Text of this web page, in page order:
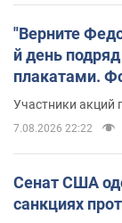
"Верните
й день
плакатами.
Участники акций
7.08.2026 22:22
Сенат США
санкциях